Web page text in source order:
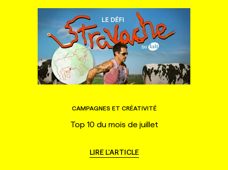
CAMPAGNES ET CRÉATIVITÉ
Top 10 du mois de juillet
LIRE L'ARTICLE